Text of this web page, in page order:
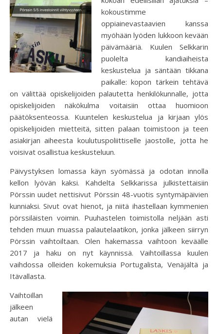
kokoustimme
oppiainevastaavien kanssa
myöhään lyöden lukkoon kevään
päivämääriä. Kuulen Selkkarin
puolelta kandiaiheista
keskustelua ja säntään tikkana
paikalle: kopon tärkein tehtävä
on välittää opiskelijoiden palautetta henkilökunnalle, jotta
opiskelijoiden näkökulma voitaisiin ottaa huomioon
päätöksenteossa. Kuuntelen keskustelua ja kirjaan ylös
opiskelijoiden mietteitä, sitten palaan toimistoon ja teen
asiakirjan aiheesta koulutuspoliittiselle jaostolle, jotta he
voisivat osallistua keskusteluun.
Päivystyksen lomassa käyn syömässä ja odotan innolla
kellon lyövän kaksi. Kahdelta Selkkarissa julkistettaisiin
Pörssin uudet nettisivut Pörssin 48-vuotis syntymäpäivien
kunniaksi. Sivut ovat hienot, ja niitä ihastellaan kymmenien
pörssiläisten voimin. Puuhastelen toimistolla neljään asti
tehden muun muassa palautelaatikon, jonka jälkeen siirryn
Pörssin vaihtoiltaan. Olen hakemassa vaihtoon keväälle
2017 ja haku on nyt käynnissä. Vaihtoillassa kuulen
vaihdossa olleiden kokemuksia Portugalista, Venäjältä ja
Itävallasta.
Vaihtoillan
jälkeen
autan vielä